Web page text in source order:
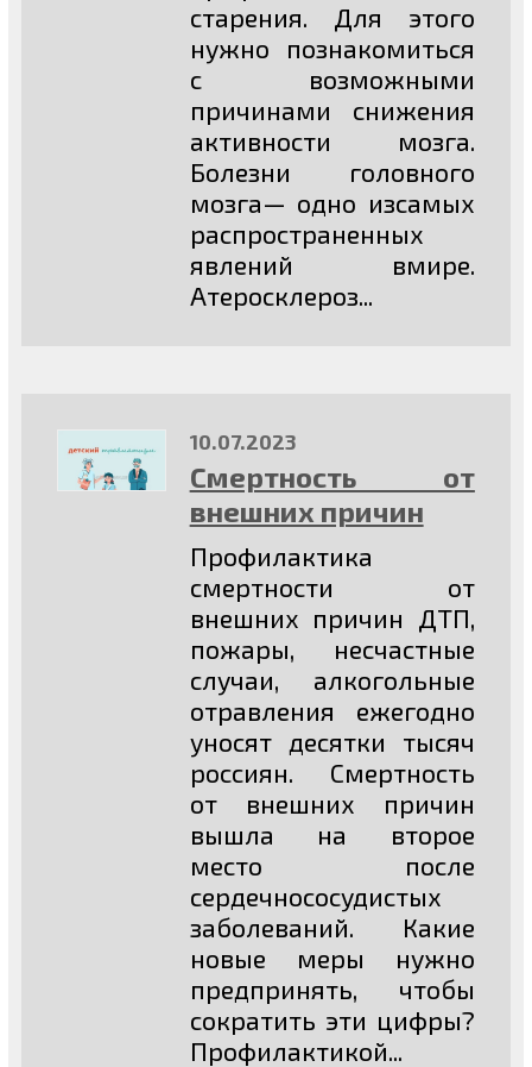
старения. Для этого
нужно познакомиться
с возможными
причинами снижения
активности мозга.
Болезни головного
мозга— одно изсамых
распространенных
явлений вмире.
Атеросклероз...
10.07.2023
Cмертность от
внешних причин
Профилактика
смертности от
внешних причин ДТП,
пожары, несчастные
случаи, алкогольные
отравления ежегодно
уносят десятки тысяч
россиян. Смертность
от внешних причин
вышла на второе
место после
сердечнососудистых
заболеваний. Какие
новые меры нужно
предпринять, чтобы
сократить эти цифры?
Профилактикой...